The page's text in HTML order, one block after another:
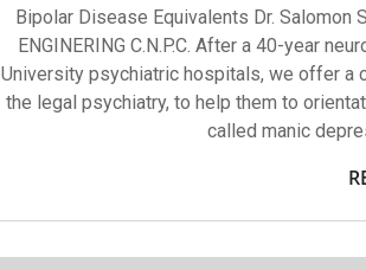
Bipolar Disease Equivalents Dr. Salomon
ENGINERING C.N.P.C. After a 40-year
University psychiatric hospitals, we offer a
the legal psychiatry, to help them to
called manic